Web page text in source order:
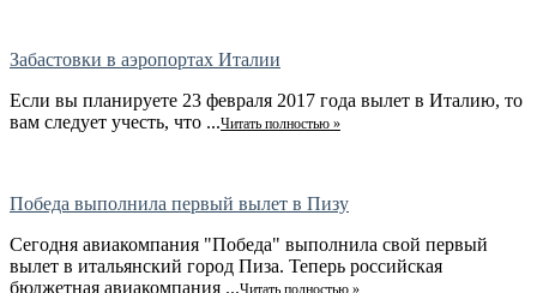
Забастовки в аэропортах Италии
Если вы планируете 23 февраля 2017 года вылет в Италию, то
вам следует учесть, что ...Читать полностью »
Победа выполнила первый вылет в Пизу
Сегодня авиакомпания "Победа" выполнила свой первый
вылет в итальянский город Пиза. Теперь российская
бюджетная авиакомпания ...